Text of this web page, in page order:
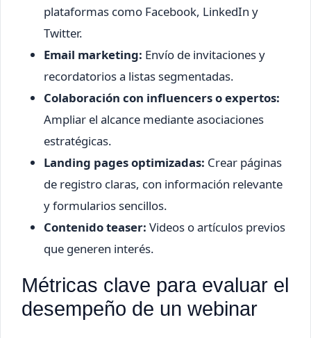
plataformas como Facebook, LinkedIn y
Twitter.
Email marketing: Envío de invitaciones y
recordatorios a listas segmentadas.
Colaboración con influencers o expertos:
Ampliar el alcance mediante asociaciones
estratégicas.
Landing pages optimizadas: Crear páginas
de registro claras, con información relevante
y formularios sencillos.
Contenido teaser: Videos o artículos previos
que generen interés.
Métricas clave para evaluar el
desempeño de un webinar